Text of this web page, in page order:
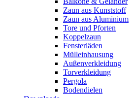
Zaun aus Kunststoff
Zaun aus Aluminium
Tore und Pforten
Koppelzaun
Fensterläden
Mülleinhausung
Außenverkleidung
Torverkleidung
Pergola
Bodendielen